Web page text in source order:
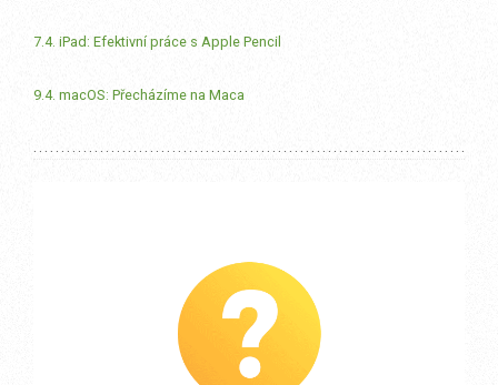
7.4. iPad: Efektivní práce s Apple Pencil
9.4. macOS: Přecházíme na Maca